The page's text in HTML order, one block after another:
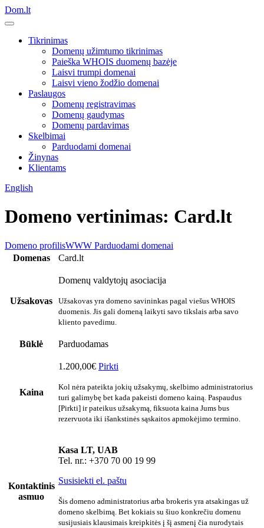
Dom.lt
Tikrinimas
Domenų užimtumo tikrinimas
Paieška WHOIS duomenų bazėje
Laisvi trumpi domenai
Laisvi vieno žodžio domenai
Paslaugos
Domenų registravimas
Domenų gaudymas
Domenų pardavimas
Skelbimai
Parduodami domenai
Žinynas
Klientams
English
Domeno vertinimas: Card.lt
Domeno profilisWWW Parduodami domenai
Domenas
Card.lt
Užsakovas
Domenų valdytojų asociacija
Užsakovas yra domeno savininkas pagal viešus WHOIS
duomenis. Jis gali domeną laikyti savo tikslais arba savo
kliento pavedimu.
Būklė Parduodamas
Kaina
1.200,00€ Pirkti
Kol nėra pateikta jokių užsakymų, skelbimo administratorius
turi galimybę bet kada pakeisti domeno kainą. Paspaudus
[Pirkti] ir pateikus užsakymą, fiksuota kaina Jums bus
rezervuota iki išankstinės sąskaitos apmokėjimo termino.
Kontaktinis
asmuo
Kasa LT, UAB
Tel. nr.: +370 70 00 19 99
Susisiekti el. paštu
Šis domeno administratorius arba brokeris yra atsakingas už
domeno skelbimą. Bet kokiais su šiuo konkrečiu domenu
susijusiais klausimais kreipkitės į šį asmenį čia nurodytais